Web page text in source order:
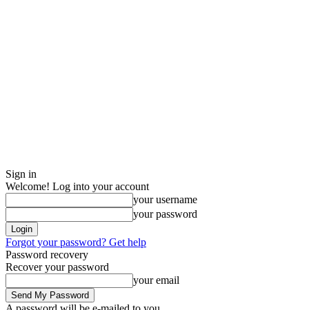
Sign in
Welcome! Log into your account
your username
your password
Forgot your password? Get help
Password recovery
Recover your password
your email